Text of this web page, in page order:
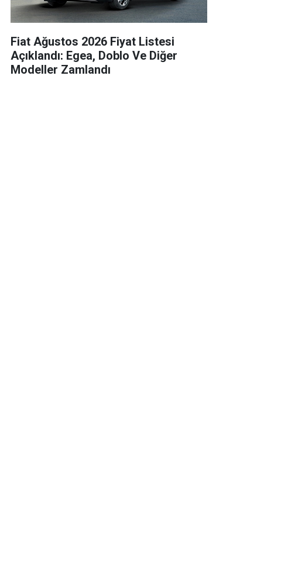
Fiat Ağustos 2026 Fiyat Listesi
Açıklandı: Egea, Doblo Ve Diğer
Modeller Zamlandı